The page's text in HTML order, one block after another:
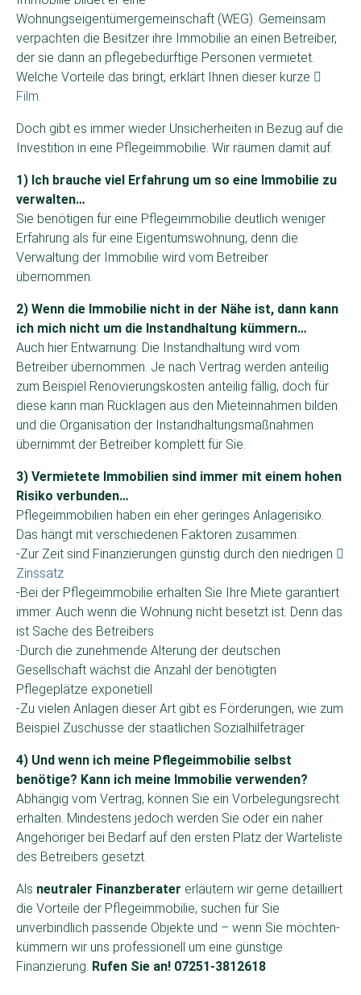
Wohnungseigentümergemeinschaft (WEG). Gemeinsam
verpachten die Besitzer ihre Immobilie an einen Betreiber,
der sie dann an pflegebedürftige Personen vermietet.
Welche Vorteile das bringt, erklärt Ihnen dieser kurze
Film.
Doch gibt es immer wieder Unsicherheiten in Bezug auf die
Investition in eine Pflegeimmobilie. Wir räumen damit auf.
1) Ich brauche viel Erfahrung um so eine Immobilie zu
verwalten…
Sie benötigen für eine Pflegeimmobilie deutlich weniger
Erfahrung als für eine Eigentumswohnung, denn die
Verwaltung der Immobilie wird vom Betreiber
übernommen.
2) Wenn die Immobilie nicht in der Nähe ist, dann kann
ich mich nicht um die Instandhaltung kümmern…
Auch hier Entwarnung: Die Instandhaltung wird vom
Betreiber übernommen. Je nach Vertrag werden anteilig
zum Beispiel Renovierungskosten anteilig fällig, doch für
diese kann man Rücklagen aus den Mieteinnahmen bilden
und die Organisation der Instandhaltungsmaßnahmen
übernimmt der Betreiber komplett für Sie.
3) Vermietete Immobilien sind immer mit einem hohen
Risiko verbunden…
Pflegeimmobilien haben ein eher geringes Anlagerisiko.
Das hängt mit verschiedenen Faktoren zusammen:
-Zur Zeit sind Finanzierungen günstig durch den niedrigen
Zinssatz
-Bei der Pflegeimmobilie erhalten Sie Ihre Miete garantiert
immer. Auch wenn die Wohnung nicht besetzt ist. Denn das
ist Sache des Betreibers
-Durch die zunehmende Alterung der deutschen
Gesellschaft wächst die Anzahl der benötigten
Pflegeplätze exponetiell
-Zu vielen Anlagen dieser Art gibt es Förderungen, wie zum
Beispiel Zuschüsse der staatlichen Sozialhilfeträger
4) Und wenn ich meine Pflegeimmobilie selbst
benötige? Kann ich meine Immobilie verwenden?
Abhängig vom Vertrag, können Sie ein Vorbelegungsrecht
erhalten. Mindestens jedoch werden Sie oder ein naher
Angehöriger bei Bedarf auf den ersten Platz der Warteliste
des Betreibers gesetzt.
Als neutraler Finanzberater erläutern wir gerne detailliert
die Vorteile der Pflegeimmobilie, suchen für Sie
unverbindlich passende Objekte und – wenn Sie möchten-
kümmern wir uns professionell um eine günstige
Finanzierung. Rufen Sie an! 07251-3812618